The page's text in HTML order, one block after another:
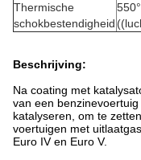
Thermische
schokbestendigheid
Beschrijving:
Na coating met
van een
katalyseren, om te
voertuigen met
Euro IV en Euro V.